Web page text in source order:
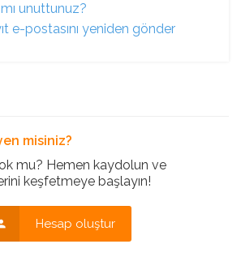
mı unuttunuz?
e-postasını yeniden gönder
misiniz?
mu? Hemen kaydolun ve
keşfetmeye başlayın!
Hesap oluştur